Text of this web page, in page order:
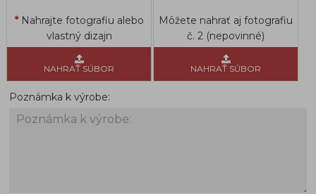
Nahrajte fotografiu alebo
vlastný dizajn
NAHRAŤ SÚBOR
Môžete nahrať aj fotografiu
č. 2 (nepovinné)
NAHRAŤ SÚBOR
Poznámka k výrobe: